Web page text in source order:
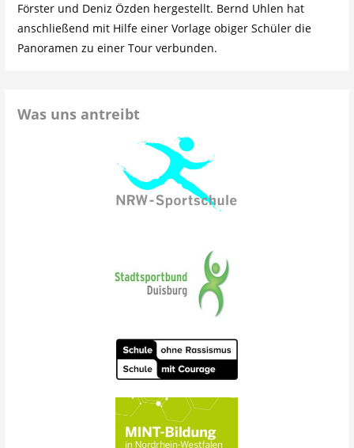
Förster und Deniz Özden hergestellt. Bernd Uhlen hat
anschließend mit Hilfe einer Vorlage obiger Schüler die
Panoramen zu einer Tour verbunden.
Was uns antreibt